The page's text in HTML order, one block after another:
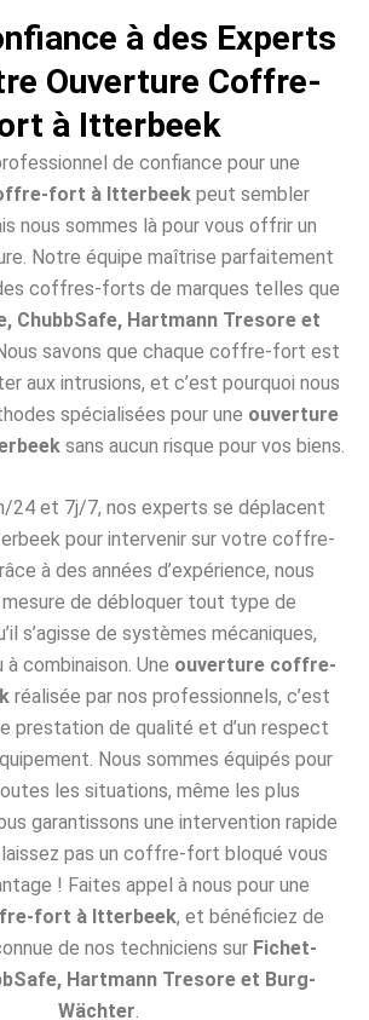
à des Experts
Ouverture Coffre-
à Itterbeek
de confiance pour une
fort à Itterbeek peut sembler
nous sommes là pour vous offrir un
Notre équipe maîtrise parfaitement
coffres-forts de marques telles que
ChubbSafe, Hartmann Tresore et
Nous savons que chaque coffre-fort est
aux intrusions, et c’est pourquoi nous
spécialisées pour une ouverture
sans aucun risque pour vos biens.
24 et 7j/7, nos experts se déplacent
pour intervenir sur votre coffre-
à des années d’expérience, nous
de débloquer tout type de
s’agisse de systèmes mécaniques,
combinaison. Une ouverture coffre-
réalisée par nos professionnels, c’est
prestation de qualité et d’un respect
Nous sommes équipés pour
les situations, même les plus
garantissons une intervention rapide
pas un coffre-fort bloqué vous
! Faites appel à nous pour une
fort à Itterbeek, et bénéficiez de
de nos techniciens sur Fichet-
Hartmann Tresore et Burg-
Wächter.